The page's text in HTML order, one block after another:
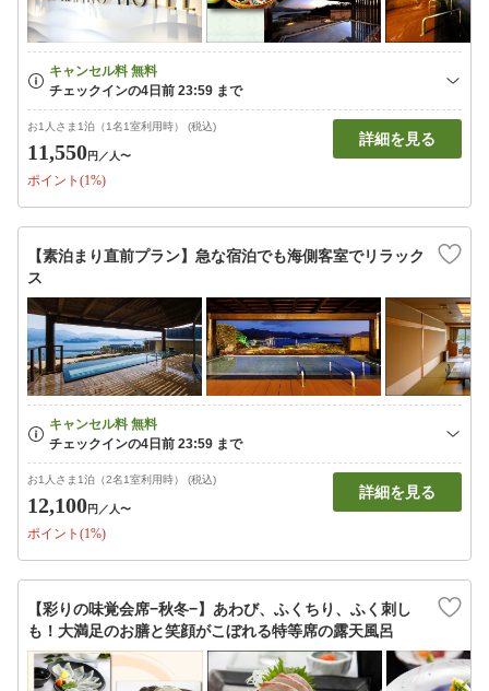
お1人さま1泊（1名1室利用時） (税込)
11,550円 ／人〜
ポイント(1%)
詳細を見る
【素泊まり直前プラン】急な宿泊でも海側客室でリラック
ス
お1人さま1泊（2名1室利用時） (税込)
12,100円 ／人〜
ポイント(1%)
詳細を見る
【彩りの味覚会席−秋冬−】あわび、ふくちり、ふく刺し
も！大満足のお膳と笑顔がこぼれる特等席の露天風呂